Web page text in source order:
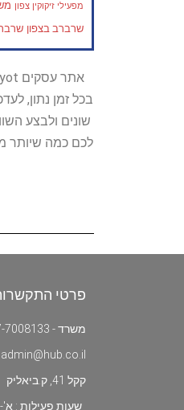
מפעילי זיקוקין צפון
שרברב בצפון
בכל זמן נתון,
שונים ולבצע
לכם כמה שיותר
פרטי
משרד - 077-7008133
admin@hub.co.il
קקל 41, ק.ביאליק
שעות פעילות : א'-ה' 8:00 -